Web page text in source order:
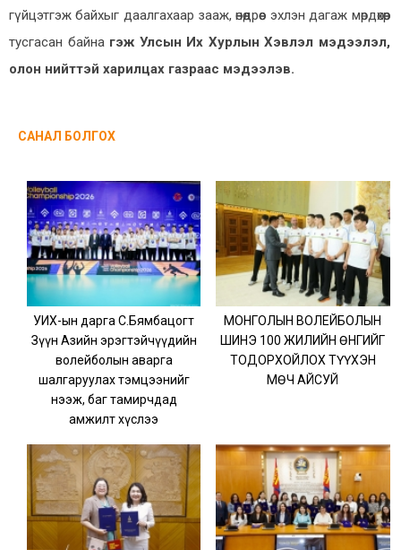
гүйцэтгэж байхыг даалгахаар зааж, өнөөдрөөс эхлэн дагаж мөрдөхөөр
тусгасан байна гэж Улсын Их Хурлын Хэвлэл мэдээлэл,
олон нийттэй харилцах газраас мэдээлэв.
САНАЛ БОЛГОХ
УИХ-ын дарга С.Бямбацогт
Зүүн Азийн эрэгтэйчүүдийн
волейболын аварга
шалгаруулах тэмцээнийг
нээж, баг тамирчдад
амжилт хүслээ
МОНГОЛЫН ВОЛЕЙБОЛЫН
ШИНЭ 100 ЖИЛИЙН ӨНГИЙГ
ТОДОРХОЙЛОХ ТҮҮХЭН
МӨЧ АЙСУЙ